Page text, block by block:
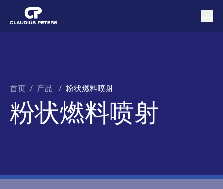
首页 / 产品 / 粉状燃料喷射
粉状燃料喷射